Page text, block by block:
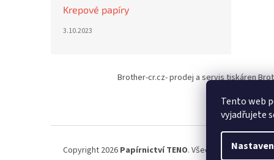
Tento web
vyjadřujete
Krepové papíry
3.10.2023
Brother-cr.cz- prodej a servis tiskáren
Copyright 2026 Papírnictví TENO. Všechna práva